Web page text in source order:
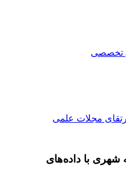
تخصصی
مجلات علمی
با داده‌های